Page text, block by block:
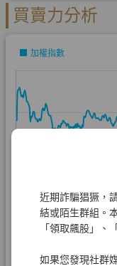
近期詐騙猖獗，
結或陌生群組。
「領取飆股」、
如果您發現社群